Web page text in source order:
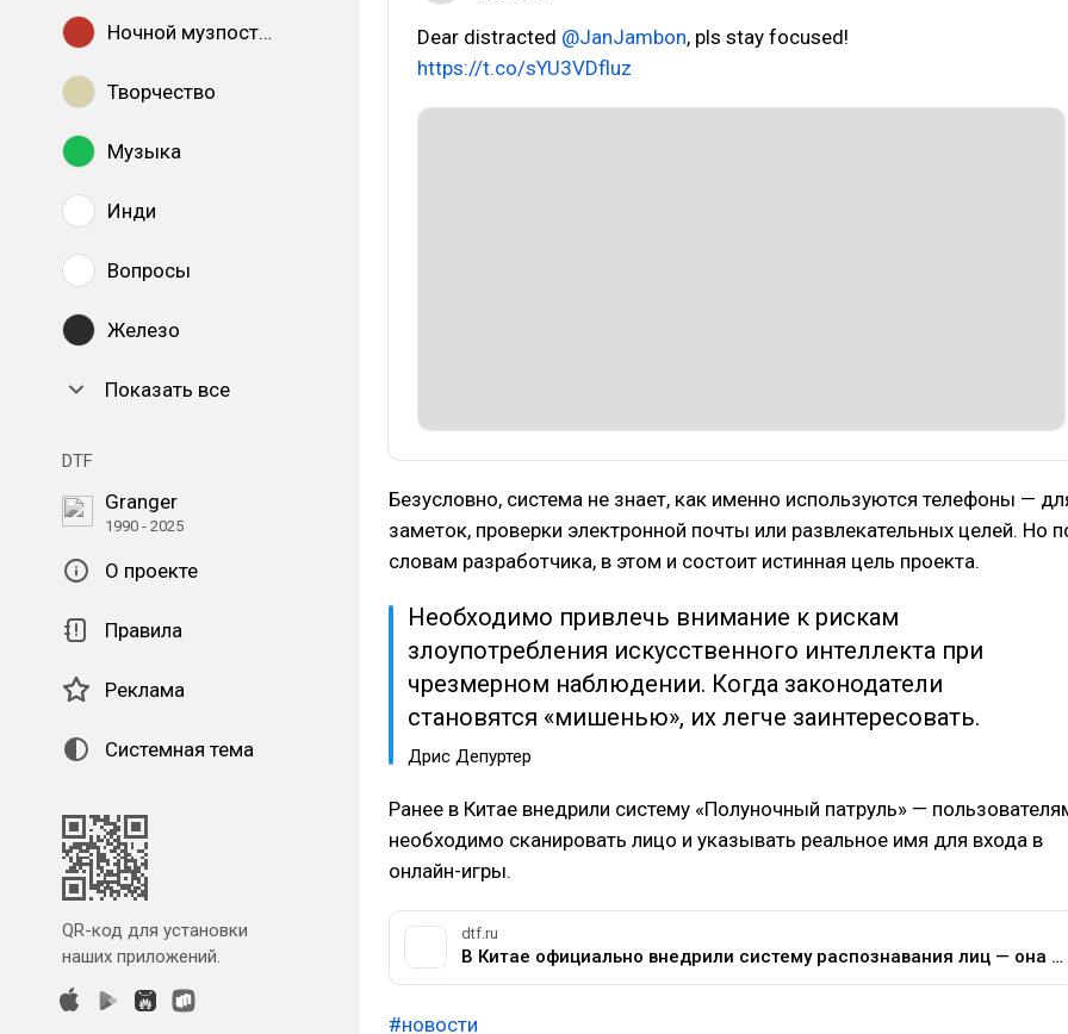
Ночной музпостинг
Творчество
Музыка
Инди
Вопросы
Железо
Показать все
DTF
Granger
1990 - 2025
О проекте
Правила
Реклама
Системная тема
QR-код для установки
наших приложений.
Dear distracted @JanJambon, pls stay focused!
https://t.co/sYU3VDfluz
Безусловно, система не знает, как именно используются телефоны —
заметок, проверки электронной почты или развлекательных целей. Но
словам разработчика, в этом и состоит истинная цель проекта.
Необходимо привлечь внимание к рискам
злоупотребления искусственного интеллекта при
чрезмерном наблюдении. Когда законодатели
становятся «мишенью», их легче заинтересовать.
Дрис Депуртер
Ранее в Китае внедрили систему «Полуночный патруль» —
необходимо сканировать лицо и указывать реальное имя для входа в
онлайн-игры.
dtf.ru
В Китае официально внедрили систему распознавания лиц — она поможет отслеживать несовершеннолетних, играющих по ночам — Подсайт Жизнь – для тем по касательной на DTF
#новости